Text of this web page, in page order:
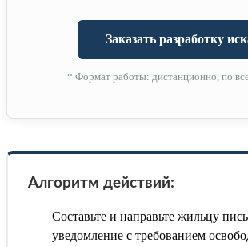
Заказать разработку
* Формат работы: дистанционно, по
Алгоритм действий:
Составьте и направьте жильцу
уведомление с требованием